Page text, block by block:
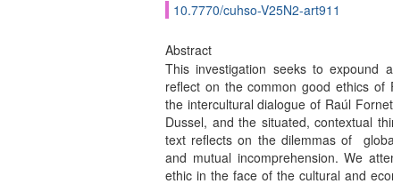
10.7770/cuhso-V25N2-art911
Abstract
This investigation seeks to expound
reflect on the common good ethics of
the intercultural dialogue of Raúl
Dussel, and the situated, contextual
text reflects on the dilemmas of
and mutual incomprehension. We
ethic in the face of the cultural and